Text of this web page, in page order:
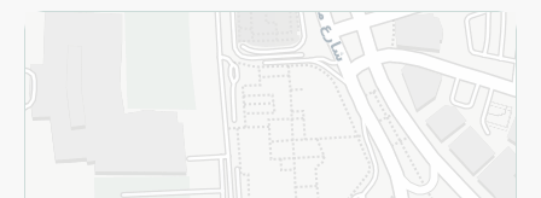
الاسترجاع
سياسة الاستخدام
سياسة الخصوصية
قم بالتسجيل للنشرة